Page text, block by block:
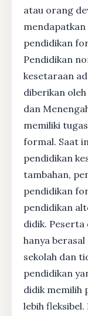
atau orang
pendidikan
Pendidikan
kesetaraan
diberikan
dan
memiliki
formal. Saat
pendidikan
tambahan,
pendidikan
pendidikan
didik.
hanya
sekolah dan
pendidikan
didik memilih
lebih